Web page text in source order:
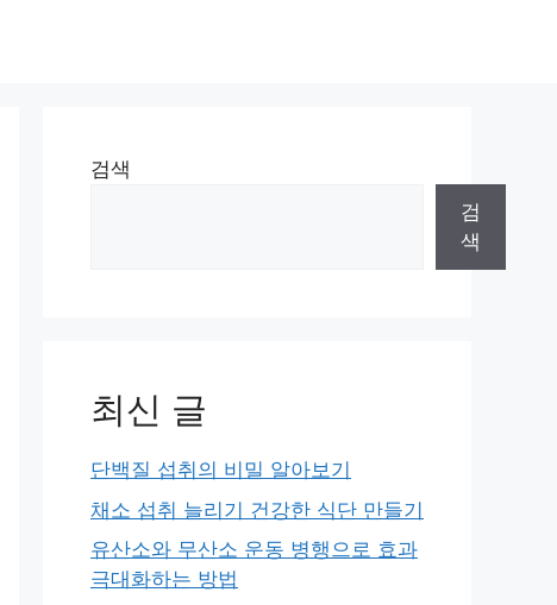
검색
검
색
최신 글
단백질 섭취의 비밀 알아보기
채소 섭취 늘리기 건강한 식단 만들기
유산소와 무산소 운동 병행으로 효과
극대화하는 방법